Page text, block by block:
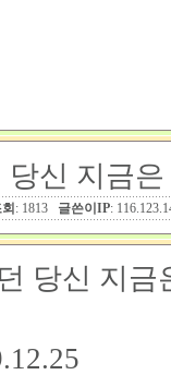
신 지금
: 1813 글쓴이IP:
당신 지금